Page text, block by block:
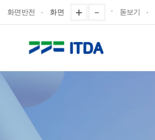
화면반전 화면 돋보기